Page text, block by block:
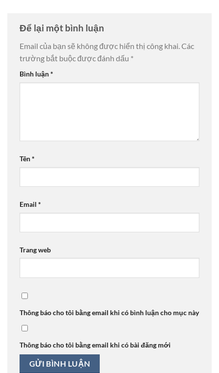
Để lại một bình luận
Email của bạn sẽ không được hiển thị công khai.Các
trường bắt buộc được đánh dấu *
Bình luận*
Tên*
Email *
Trang web
Thông báo cho tôi bằng email khi có bình luận cho mục này
Thông báo cho tôi bằng email khi có bài đăng mới